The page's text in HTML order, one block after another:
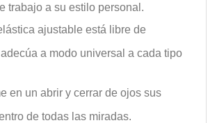
trabajo a su estilo personal.
ajustable está libre de
a modo universal a cada tipo
en un abrir y cerrar de ojos sus
de todas las miradas.